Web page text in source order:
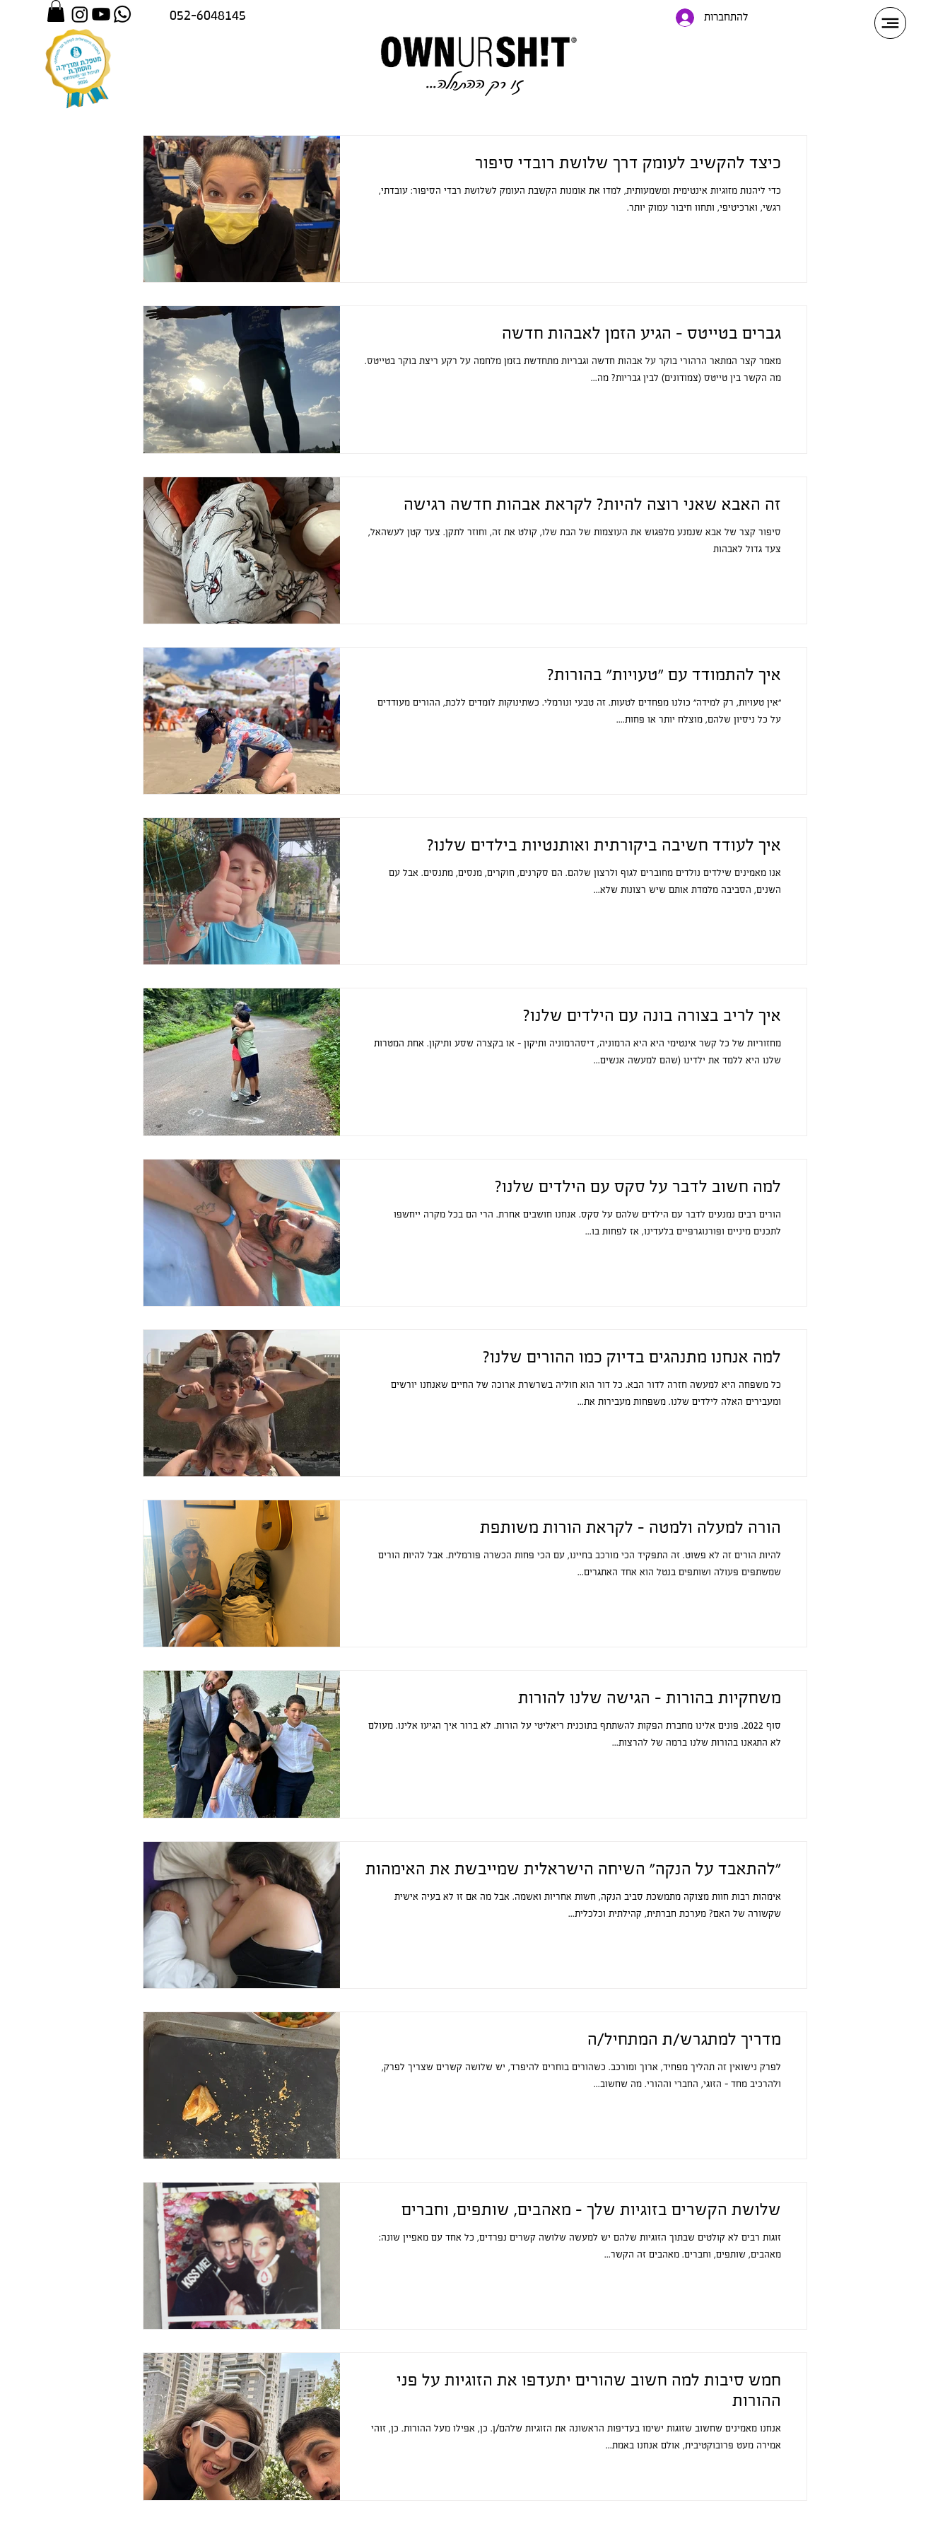
052-6048145
זו רק ההתחלה...
להתחברות
כיצד להקשיב לעומק דרך שלושת רובדי סיפור
כדי ליהנות מזוגיות אינטימית ומשמעותית, למדו את אומנות הקשבת העומק לשלושת רבדי הסיפור: עובדתי,
רגשי, וארכיטיפי, ותחוו חיבור עמוק יותר.
גברים בטייטס - הגיע הזמן לאבהות חדשה
מאמר קצר המתאר הרהורי בוקר על אבהות חדשה וגבריות מתחדשת בזמן מלחמה על רקע ריצת בוקר בטייטס.
מה הקשר בין טייטס (צמודונים) לבין גבריות? מה...
זה האבא שאני רוצה להיות? לקראת אבהות חדשה רגישה
סיפור קצר של אבא שנמנע מלפגוש את העוצמות של הבת שלו, קולט את זה, וחוזר לתקן. צעד קטן לעשהאל,
צעד גדול לאבהות
איך להתמודד עם ״טעויות״ בהורות?
״אין טעויות, רק למידה״ כולנו מפחדים לטעות. זה טבעי ונורמלי. כשתינוקות לומדים ללכת, ההורים מעודדים
על כל ניסיון שלהם, מוצלח יותר או פחות....
איך לעודד חשיבה ביקורתית ואותנטיות בילדים שלנו?
אנו מאמינים שילדים נולדים מחוברים לגוף ולרצון שלהם. הם סקרנים, חוקרים, מנסים, מתנסים. אבל עם
השנים, הסביבה מלמדת אותם שיש רצונות שלא...
איך לריב בצורה בונה עם הילדים שלנו?
מחזוריות של כל קשר אינטימי היא היא הרמוניה, דיסהרמוניה ותיקון - או בקצרה שסע ותיקון. אחת המטרות
שלנו היא ללמד את ילדינו (שהם למעשה אנשים...
למה חשוב לדבר על סקס עם הילדים שלנו?
הורים רבים נמנעים לדבר עם הילדים שלהם על סקס. אנחנו חושבים אחרת. הרי הם בכל מקרה ייחשפו
לתכנים מיניים ופורנוגרפיים בלעדינו, אז לפחות בו...
למה אנחנו מתנהגים בדיוק כמו ההורים שלנו?
כל משפחה היא למעשה חזרה לדור הבא. כל דור הוא חוליה בשרשרת ארוכה של החיים שאנחנו יורשים
ומעבירים האלה לילדים שלנו. משפחות מעבירות את...
הורה למעלה ולמטה - לקראת הורות משותפת
להיות הורים זה לא פשוט. זה התפקיד הכי מורכב בחיינו, עם הכי פחות הכשרה פורמלית. אבל להיות הורים
שמשתפים פעולה ושותפים בנטל הוא אחד האתגרים...
משחקיות בהורות - הגישה שלנו להורות
סוף 2022. פונים אלינו מחברת הפקות להשתתף בתוכנית ריאליטי על הורות. לא ברור איך הגיעו אלינו. מעולם
לא התגאנו בהורות שלנו ברמה של להרצות...
״להתאבד על הנקה״ השיחה הישראלית שמייבשת את האימהות
אימהות רבות חוות מצוקה מתמשכת סביב הנקה, חשות אחריות ואשמה. אבל מה אם זו לא בעיה אישית
שקשורה של האם? מערכת חברתית, קהילתית וכלכלית...
מדריך למתגרש/ת המתחיל/ה
לפרק נישואין זה תהליך מפחיד, ארוך ומורכב. כשהורים בוחרים להיפרד, יש שלושה קשרים שצריך לפרק,
ולהרכיב מחד - הזוגי, החברי וההורי. מה שחשוב...
שלושת הקשרים בזוגיות שלך - מאהבים, שותפים, וחברים
זוגות רבים לא קולטים שבתוך הזוגיות שלהם יש למעשה שלושה קשרים נפרדים, כל אחד עם מאפיין שונה:
מאהבים, שותפים, וחברים. מאהבים זה הקשר...
חמש סיבות למה חשוב שהורים יתעדפו את הזוגיות על פני
ההורות
אנחנו מאמינים שחשוב שזוגות ישימו בעדיפות הראשונה את הזוגיות שלהם/ן. כן, אפילו מעל ההורות. כן, זוהי
אמירה מעט פרובוקטיבית, אולם אנחנו באמת...